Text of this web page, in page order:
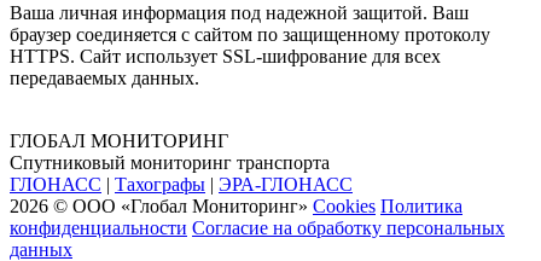
Ваша личная информация под надежной защитой. Ваш
браузер соединяется с сайтом по защищенному протоколу
HTTPS. Сайт использует SSL-шифрование для всех
передаваемых данных.
ГЛОБАЛ МОНИТОРИНГ
Спутниковый мониторинг транспорта
ГЛОНАСС | Тахографы | ЭРА-ГЛОНАСС
2026 © ООО «Глобал Мониторинг» Cookies Политика
конфиденциальности Согласие на обработку персональных
данных